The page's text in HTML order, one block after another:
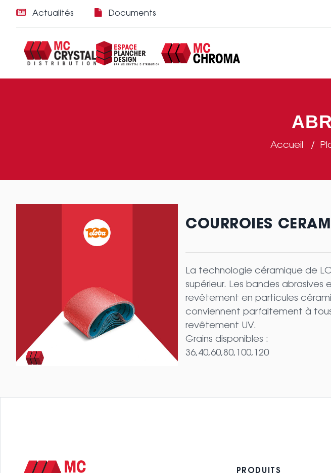
Actualités Documents
Accueil
COURROIES
La technologie céramique de
supérieur. Les bandes
revêtement en particules
conviennent parfaitement à
revêtement UV.
Grains disponibles :
36,40,60,80,100,120
PRODUITS